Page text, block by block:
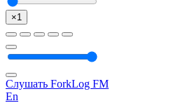
×1
Слушать ForkLog FM
En